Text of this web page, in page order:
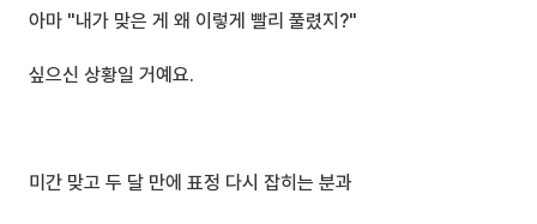
아마 "내가 맞은 게 왜 이렇게 빨리 풀렸지?"
싶으신 상황일 거예요.
미간 맞고 두 달 만에 표정 다시 잡히는 분과